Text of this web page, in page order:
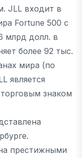
JLL входит в
Fortune 500 с
млрд долл. в
более 92 тыс.
мира (по
является
знаком
престижными